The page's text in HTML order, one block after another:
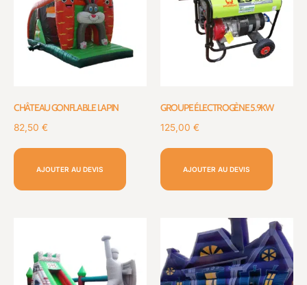
CHÂTEAU GONFLABLE LAPIN
82,50 €
AJOUTER AU DEVIS
GROUPE ÉLECTROGÈNE 5.9KW
125,00 €
AJOUTER AU DEVIS